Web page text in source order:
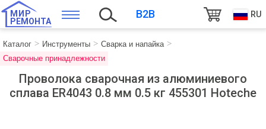
МИР
РЕМОНТА
B2B RU
Каталог Инструменты
Сварка и напайка
Сварочные принадлежности
Проволока сварочная из алюминиевого
сплава ER4043 0.8 мм 0.5 кг 455301 Hoteche